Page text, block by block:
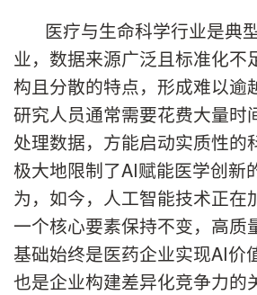
医疗与生命科学行业是典
业，数据来源广泛且标准化不
构且分散的特点，形成难以逾
研究人员通常需要花费大量时
处理数据，方能启动实质性的
极大地限制了AI赋能医学创新
为，如今，人工智能技术正在
一个核心要素保持不变，高质
基础始终是医药企业实现AI价
也是企业构建差异化竞争力的